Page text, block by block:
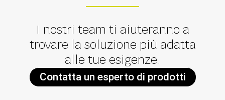
I nostri team ti aiuteranno a
trovare la soluzione più adatta
alle tue esigenze.
Contatta un esperto di prodotti